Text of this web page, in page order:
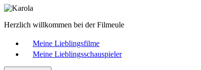
Herzlich willkommen bei der Filmeule
Meine Lieblingsfilme
Meine Lieblingsschauspieler